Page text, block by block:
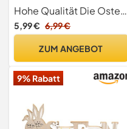
Anhänger Holz Deko,
Osterdeko Holz Hase Deko
Aufsteller für Ostern,
Tischdekoration Garten
Hohe Qualität Die Ostern Hase besteht aus Holzmaterial, beide Seiten sind glatt geschliffen,langlebig und solide zu verwenden, Perfekte Farbabstimmung, nicht leicht zu verblassen.
5,99 € 6,99 €
ZUM ANGEBOT
9% Rabatt